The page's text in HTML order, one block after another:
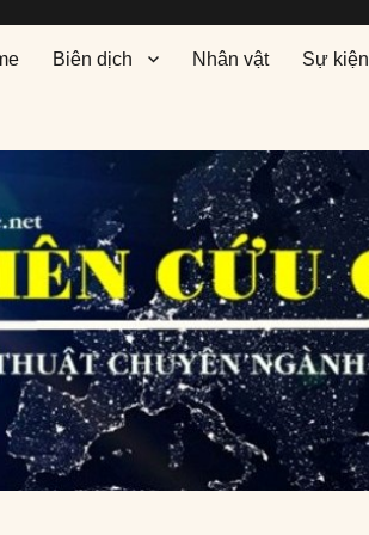
Biên dịch Nhân vật Sự kiện